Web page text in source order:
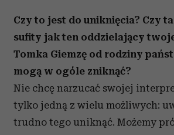
Czy to jest do uniknięcia? Czy
sufity jak ten oddzielający
Tomka Giemzę od rodziny
mogą w ogóle zniknąć?
Nie chcę narzucać swojej
tylko jedną z wielu możliwych:
trudno tego uniknąć. Możemy